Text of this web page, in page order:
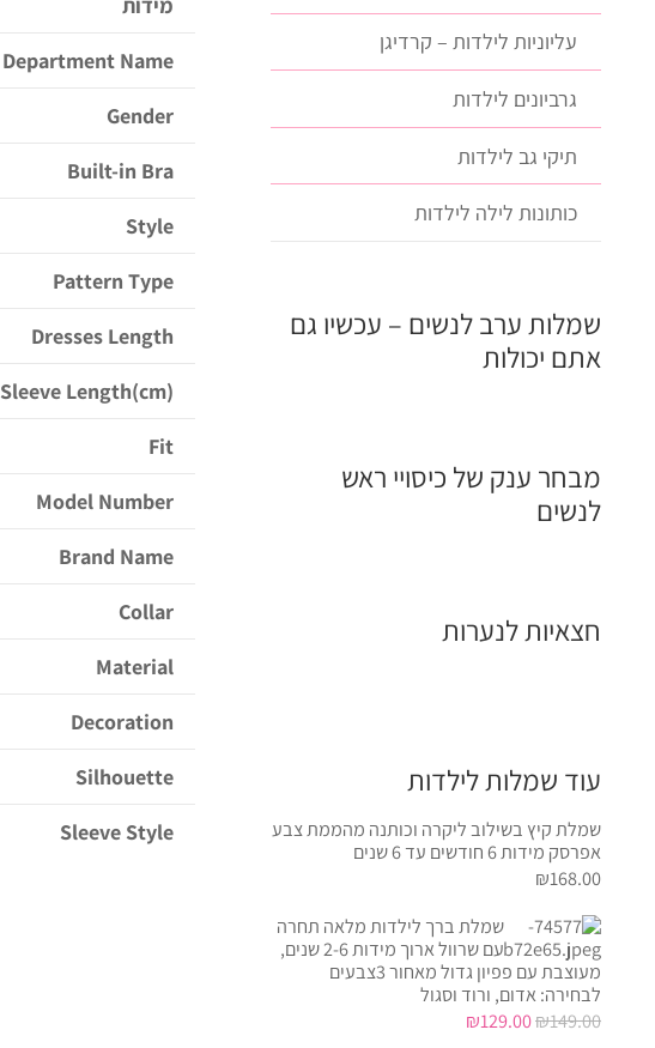
Department Name
Gender
Built-in Bra
Style
Pattern Type
Dresses Length
Sleeve Length(cm)
Fit
Model Number
Brand Name
Collar
Material
Decoration
Silhouette
Sleeve Style
עליוניות לילדות – קרדיגן
גרביונים לילדות
תיקי גב לילדות
כותונות לילה לילדות
שמלות ערב לנשים – עכשיו גם
אתם יכולות
מבחר ענק של כיסויי ראש
לנשים
חצאיות לנערות
עוד שמלות לילדות
שמלת קיץ בשילוב ליקרה וכותנה מהממת צבע
אפרסק מידות 6 חודשים עד 6 שנים
₪168.00
שמלת ברך לילדות מלאה תחרה
עם שרוול ארוך מידות 2-6 שנים,
מעוצבת עם פפיון גדול מאחור 3צבעים
לבחירה: אדום, ורוד וסגול
₪149.00
המחיר ₪129.00